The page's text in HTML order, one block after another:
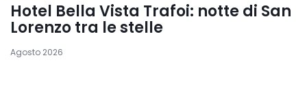
Hotel Bella Vista Trafoi: notte di San
Lorenzo tra le stelle
Agosto 2026